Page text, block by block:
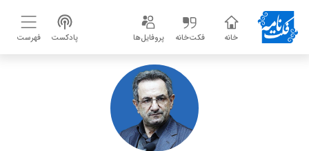
خانه فکت‌خانه پروفایل‌ها پادکست فهرست